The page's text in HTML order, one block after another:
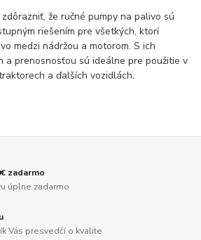
že ručné pumpy na palivo sú
riešením pre všetkých, ktorí
medzi nádržou a motorom. S ich
a prenosnosťou sú ideálne pre použitie v
a ďalších vozidlách.
zadarmo
úplne zadarmo
Vás presvedčí o kvalite